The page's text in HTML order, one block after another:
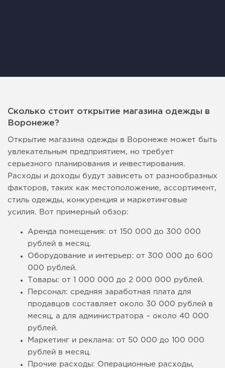
Сколько стоит открытие магазина одежды в
Воронеже?
Открытие магазина одежды в Воронеже может быть
увлекательным предприятием, но требует
серьезного планирования и инвестирования.
Расходы и доходы будут зависеть от разнообразных
факторов, таких как местоположение, ассортимент,
стиль одежды, конкуренция и маркетинговые
усилия. Вот примерный обзор:
Аренда помещения: от 150 000 до 300 000
рублей в месяц.
Оборудование и интерьер: от 300 000 до 600
000 рублей.
Товары: от 1 000 000 до 2 000 000 рублей.
Персонал: средняя заработная плата для
продавцов составляет около 30 000 рублей в
месяц, а для администратора – около 40 000
рублей.
Маркетинг и реклама: от 50 000 до 100 000
рублей в месяц.
Прочие расходы: Операционные расходы,